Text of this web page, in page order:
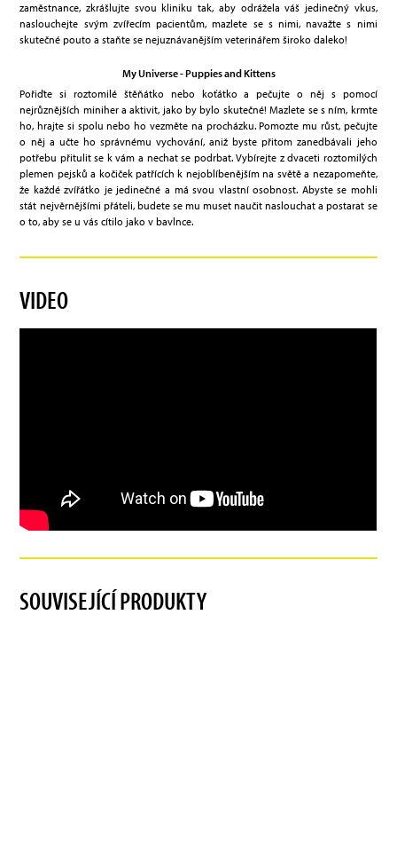
zaměstnance, zkrášlujte svou kliniku tak, aby odrážela váš jedinečný vkus,
naslouchejte svým zvířecím pacientům, mazlete se s nimi, navažte s nimi
skutečné pouto a staňte se nejuznávanějším veterinářem široko daleko!
My Universe - Puppies and Kittens
Pořiďte si roztomilé štěňátko nebo koťátko a pečujte o něj s pomocí
nejrůznějších miniher a aktivit, jako by bylo skutečné! Mazlete se s ním, krmte
ho, hrajte si spolu nebo ho vezměte na procházku. Pomozte mu růst, pečujte
o něj a učte ho správnému vychování, aniž byste přitom zanedbávali jeho
potřebu přitulit se k vám a nechat se podrbat. Vybírejte z dvaceti roztomilých
plemen pejsků a kočiček patřících k nejoblíbenějším na světě a nezapomeňte,
že každé zvířátko je jedinečné a má svou vlastní osobnost. Abyste se mohli
stát nejvěrnějšími přáteli, budete se mu muset naučit naslouchat a postarat se
o to, aby se u vás cítilo jako v bavlnce.
VIDEO
SOUVISEJÍCÍ PRODUKTY